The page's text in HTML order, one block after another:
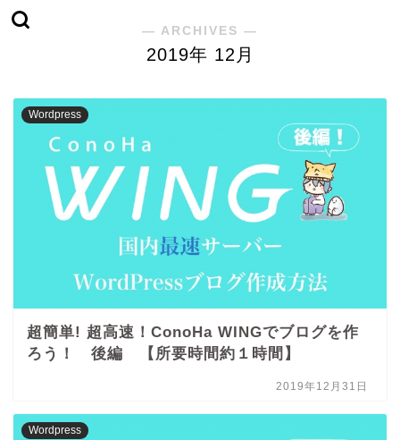
― ARCHIVES ―
2019年 12月
Wordpress
超簡単! 超高速！ConoHa WINGでブログを作
ろう！ 後編 【所要時間約１時間】
2019年12月31日
Wordpress